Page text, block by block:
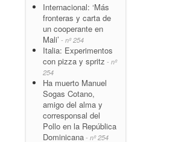
Internacional: ‘Más
fronteras y carta de
un cooperante en
Mali’ - nº 254
Italia: Experimentos
con pizza y spritz - nº
254
Ha muerto Manuel
Sogas Cotano,
amigo del alma y
corresponsal del
Pollo en la República
Dominicana - nº 254